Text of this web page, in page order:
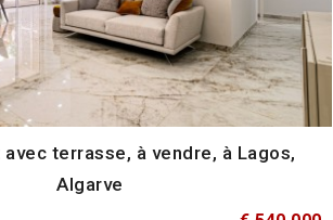
terrasse, à vendre, à Lagos,
Algarve